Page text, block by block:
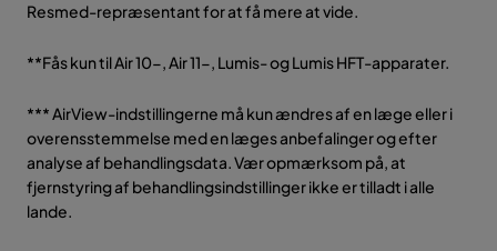
Resmed-repræsentant for at få mere at vide.
**Fås kun til Air 10-, Air 11-, Lumis- og Lumis HFT-apparater.
*** AirView-indstillingerne må kun ændres af en læge eller i
overensstemmelse med en læges anbefalinger og efter
analyse af behandlingsdata. Vær opmærksom på, at
fjernstyring af behandlingsindstillinger ikke er tilladt i alle
lande.